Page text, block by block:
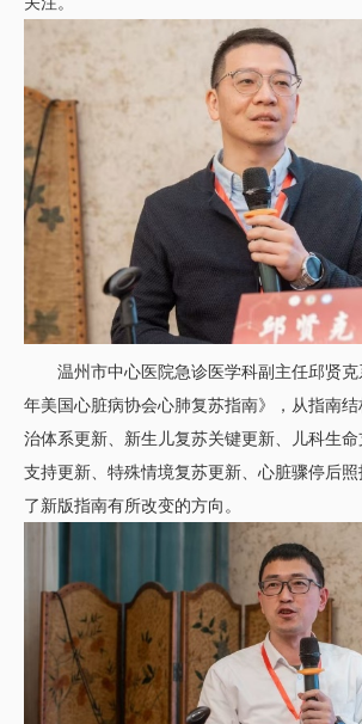
温州市中心医院急诊医学科副主任邱贤
年美国心脏病协会心肺复苏指南》，从指南
治体系更新、新生儿复苏关键更新、儿科生
支持更新、特殊情境复苏更新、心脏骤停后
了新版指南有所改变的方向。